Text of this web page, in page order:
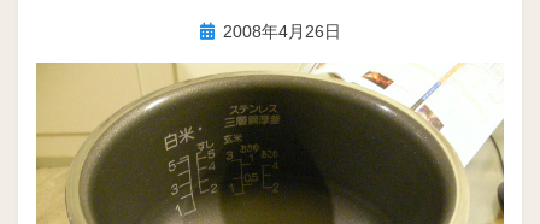
投稿者ike
投
日:
2008年4月26日